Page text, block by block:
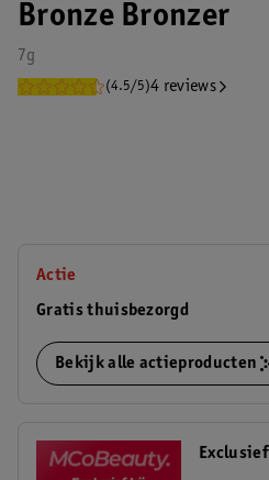
Bronze Bronzer
7g
(4.5/5)4 reviews
Actie
Gratis thuisbezorgd
Bekijk alle actieproducten